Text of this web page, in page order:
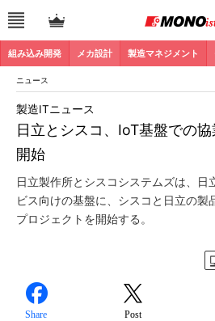
組み込み開発 メカ設計 製造マネジメント
ニュース
日立とシスコ、IoT基盤での
開始
製造ITニュース
日立製作所とシスコシステムズは、日
ビス向けの基盤に、シスコと日立の製
プロジェクトを開始する。
Share Post